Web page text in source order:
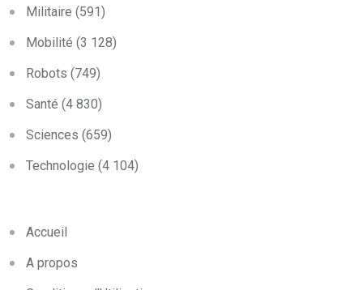
Militaire (591)
Mobilité (3 128)
Robots (749)
Santé (4 830)
Sciences (659)
Technologie (4 104)
Accueil
A propos